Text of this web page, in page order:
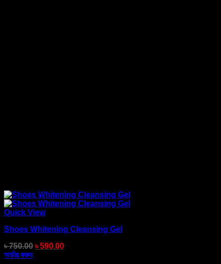
Quick View
Shoes Whitening Cleansing Gel
৳750.00 ৳590.00
অর্ডার করুন